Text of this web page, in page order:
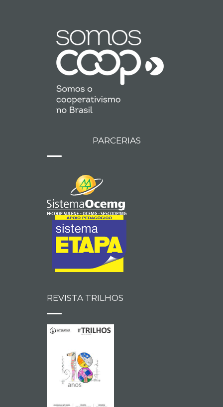
PARCERIAS
REVISTA TRILHOS